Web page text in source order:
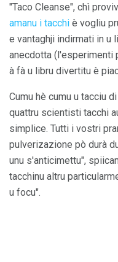
"Taco Cleanse", chì
amanu i tacchi è vogliu
e vantaghji indirmati in u
anecdotta (l'esperimenti
à fà u libru divertitu è
Cumu hè cumu u tacciu
quattru scientisti tacchi
simplice. Tutti i vostri
pulverizazione pò durà
unu s'anticimettu",
tacchinu altru
u focu".